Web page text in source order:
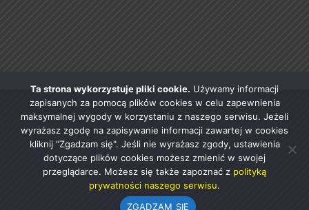
Ta strona wykorzystuje pliki cookie. Używamy informacji
zapisanych za pomocą plików cookies w celu zapewnienia
maksymalnej wygody w korzystaniu z naszego serwisu. Jeżeli
wyrażasz zgodę na zapisywanie informacji zawartej w cookies
kliknij "Zgadzam się". Jeśli nie wyrażasz zgody, ustawienia
dotyczące plików cookies możesz zmienić w swojej
przeglądarce. Możesz się także zapoznać z polityką
prywatności naszego serwisu.
ZGADZAM SIĘ